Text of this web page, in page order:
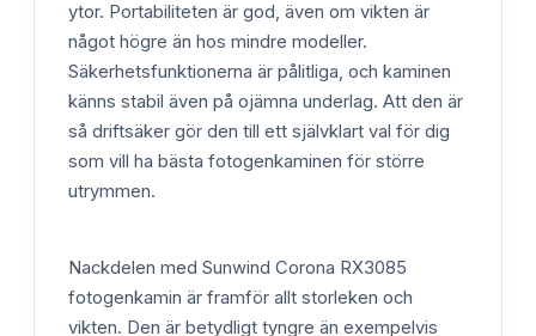
ytor. Portabiliteten är god, även om vikten är
något högre än hos mindre modeller.
Säkerhetsfunktionerna är pålitliga, och kaminen
känns stabil även på ojämna underlag. Att den är
så driftsäker gör den till ett självklart val för dig
som vill ha bästa fotogenkaminen för större
utrymmen.
Nackdelen med Sunwind Corona RX3085
fotogenkamin är framför allt storleken och
vikten. Den är betydligt tyngre än exempelvis